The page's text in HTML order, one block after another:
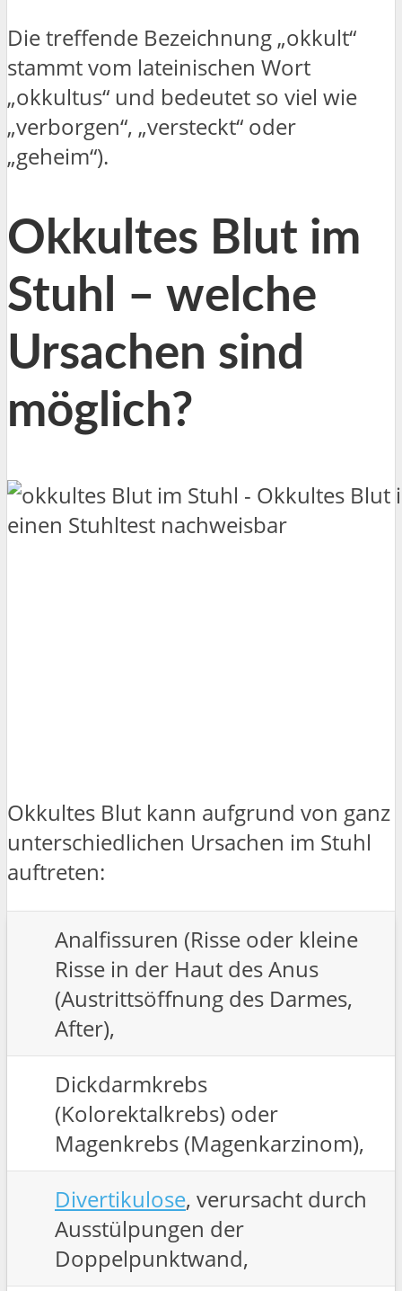
Die treffende Bezeichnung „okkult“
stammt vom lateinischen Wort
„okkultus“ und bedeutet so viel wie
„verborgen“, „versteckt“ oder
„geheim“).
Okkultes Blut im
Stuhl – welche
Ursachen sind
möglich?
Okkultes Blut kann aufgrund von ganz
unterschiedlichen Ursachen im Stuhl
auftreten:
Analfissuren (Risse oder kleine
Risse in der Haut des Anus
(Austrittsöffnung des Darmes,
After),
Dickdarmkrebs
(Kolorektalkrebs) oder
Magenkrebs (Magenkarzinom),
Divertikulose, verursacht durch
Ausstülpungen der
Doppelpunktwand,